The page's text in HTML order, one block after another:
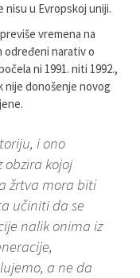
nisu u Evropskoj uniji.
vremena na
određeni narativ o
ni 1991. niti 1992.,
nije donošenje novog
i ono
obzira kojoj
žrtva mora biti
učiniti da se
nalik onima iz
a ne da